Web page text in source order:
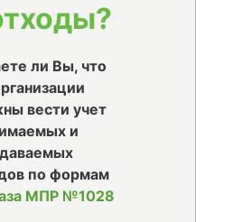
ли Вы, что
вести учет
и
по формам
МПР №1028